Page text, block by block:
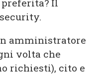
Il
amministratore
volta che
richiesti), cito e